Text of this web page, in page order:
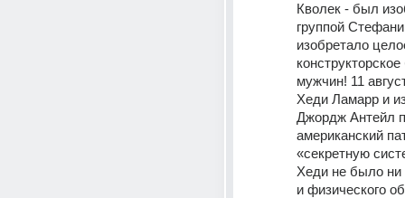
Кволек - был
группой
изобретало
мужчин! 11
Хеди Ламарр и
Джордж Антейл
американский
«секретную
Хеди не было ни
и физического